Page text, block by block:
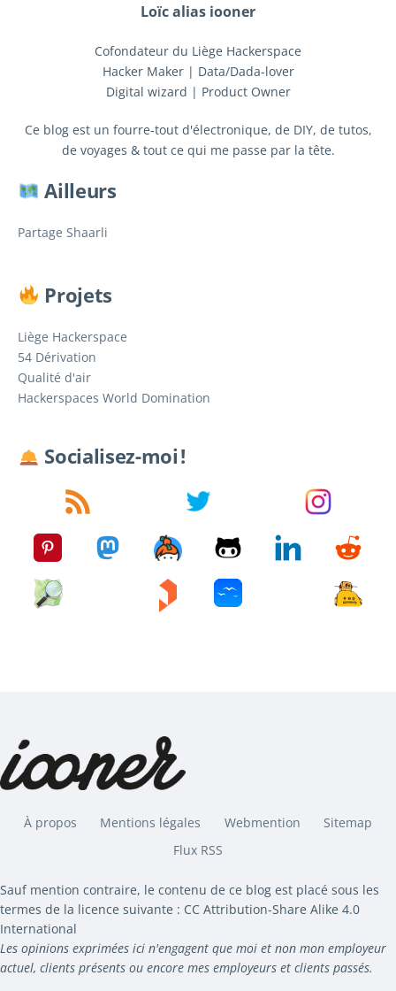
Loïc alias iooner
Cofondateur du Liège Hackerspace
Hacker Maker | Data/Dada-lover
Digital wizard | Product Owner
Ce blog est un fourre-tout d'électronique, de DIY, de tutos,
de voyages & tout ce qui me passe par la tête.
Ailleurs
Partage Shaarli
Projets
Liège Hackerspace
54 Dérivation
Qualité d'air
Hackerspaces World Domination
Socialisez-moi !
À propos Mentions légales Webmention
Sitemap
Flux RSS
Sauf mention contraire, le contenu de ce blog est placé sous les
termes de la licence suivante : CC Attribution-Share Alike 4.0
International
Les opinions exprimées ici n'engagent que moi et non mon employeur
actuel, clients présents ou encore mes employeurs et clients passés.